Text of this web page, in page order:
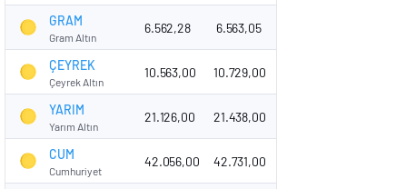
GRAM
Gram Altın
6.562,28 6.563,05
ÇEYREK
Çeyrek Altın
10.563,00 10.729,00
YARIM
Yarım Altın
21.126,00 21.438,00
CUM
Cumhuriyet
42.056,00 42.731,00